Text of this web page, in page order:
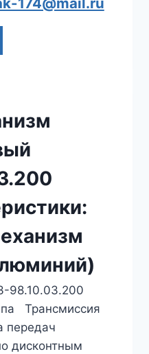
Трансмиссия
передач
дисконтным